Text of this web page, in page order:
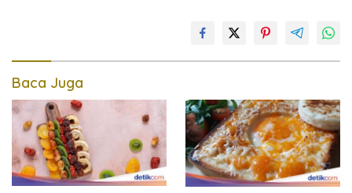
Baca Juga